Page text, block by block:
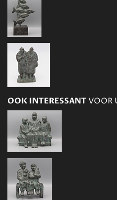
OOK INTERESSANTVOOR